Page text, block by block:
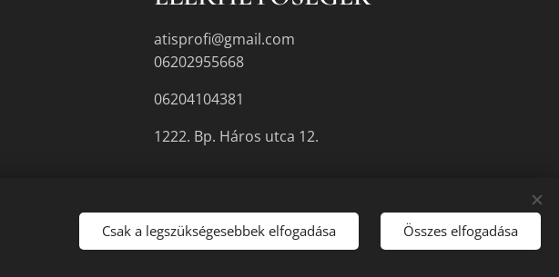
atisprofi@gmail.com
06202955668
06204104381
1222. Bp. Háros utca 12.
megadott elérhetőségek egyikén. Sütik
Csak a legszükségesebbek elfogadása Összes elfogadása